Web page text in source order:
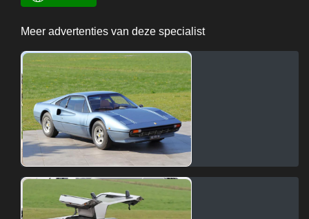
Meer advertenties van deze specialist